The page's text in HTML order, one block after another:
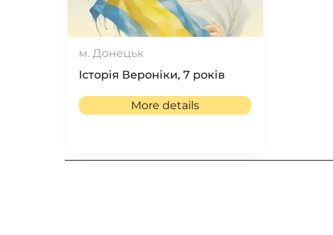
м. Донецьк
Історія Вероніки, 7 років
More details